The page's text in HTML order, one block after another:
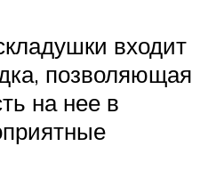
входит
позволяющая
на нее в